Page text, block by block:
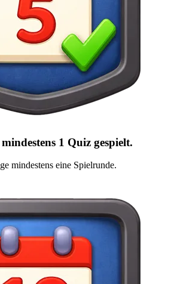
1 Quiz gespielt.
mindestens eine Spielrunde.